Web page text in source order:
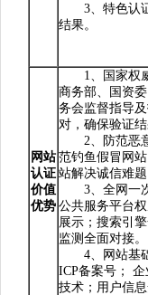
3、特色认证
结果。
网站
认证
价值
优势
1、国家权威
商务部、国资
务会监督指导
对，确保验证结
2、防范恶意
范钓鱼假冒网
站解决诚信难题
3、全网一次
公共服务平台
展示；搜索引
监测全面对接。
4、网站基础
ICP备案号；
技术；用户信息